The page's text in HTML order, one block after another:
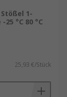
1-
°C 80 °C
25,93 €/Stück